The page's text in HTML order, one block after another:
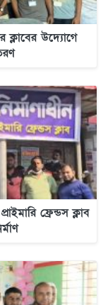
ক্লাবের উদ্যোগে
ফ্রেন্ডস ক্লাব